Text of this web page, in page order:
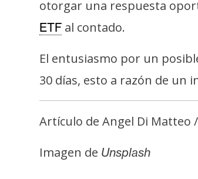
otorgar una respuesta
ETF al contado.
El entusiasmo por un
30 días, esto a razón de un
Artículo de Angel Di Matteo /
Imagen de Unsplash